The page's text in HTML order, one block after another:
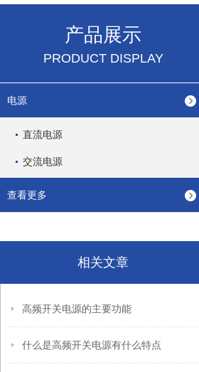
产品展示
PRODUCT DISPLAY
电源
直流电源
交流电源
查看更多
相关文章
高频开关电源的主要功能
什么是高频开关电源有什么特点